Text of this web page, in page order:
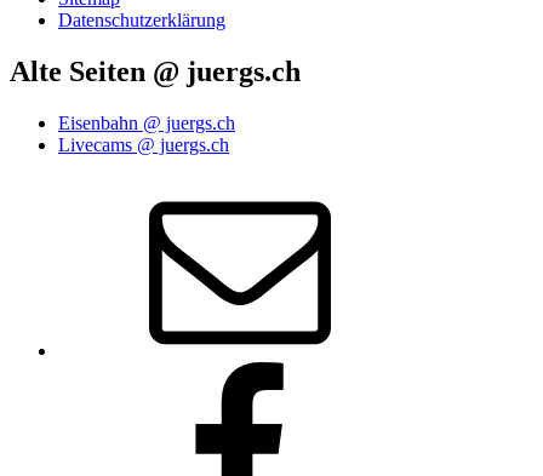
Datenschutzerklärung
Alte Seiten @ juergs.ch
Eisenbahn @ juergs.ch
Livecams @ juergs.ch